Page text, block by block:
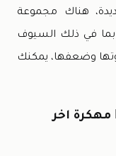
هناك مجموعة
بما في ذلك السيوف
وضعفها، يمكنك
تحميل لعبة Magic Rampage مهكرة اخر